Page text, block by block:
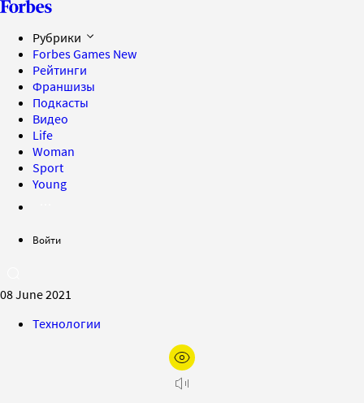
Рубрики
Forbes Games New
Рейтинги
Франшизы
Подкасты
Видео
Life
Woman
Sport
Young
Войти
08 June 2021
Технологии